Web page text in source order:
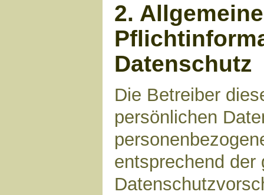
2.
Datenschutz
Die Betreiber
persönlichen
entsprechend der